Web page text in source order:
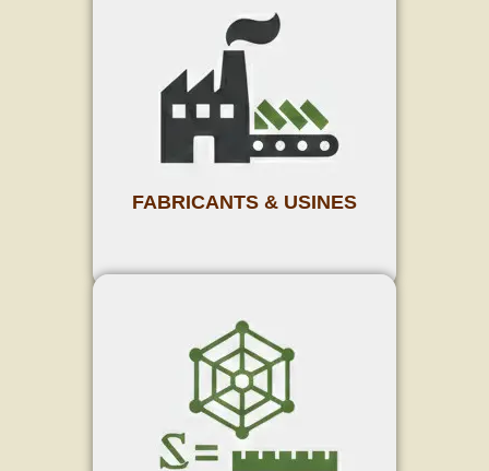
FABRICANTS & USINES